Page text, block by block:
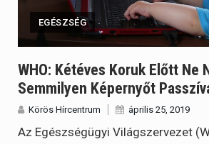
EGÉSZSÉG
WHO: Kétéves Koruk Előtt Ne
Semmilyen Képernyőt
Körös Hírcentrum április 25, 2019
Az Egészségügyi Világszervezet